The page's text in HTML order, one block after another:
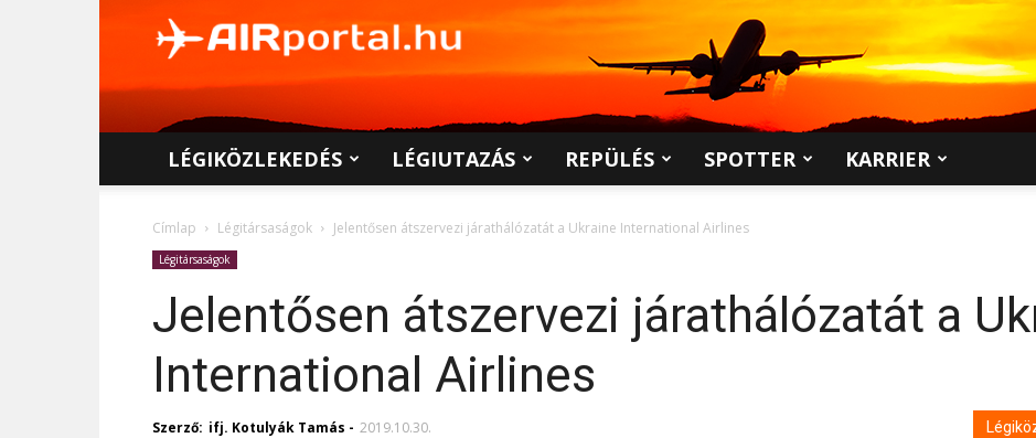
LÉGIKÖZLEKEDÉS LÉGIUTAZÁS REPÜLÉS SPOTTER KARRIER
Címlap Légitársaságok Jelentősen átszervezi járathálózatát a Ukraine International Airlines
Légitársaságok
Jelentősen átszervezi járathálózatát a
International Airlines
Szerző: ifj. Kotulyák Tamás - 2019.10.30.